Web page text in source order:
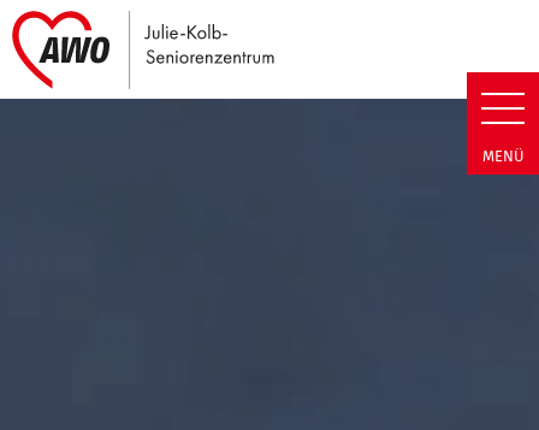
Julie-Kolb-Seniorenzentrum |
MENÜ